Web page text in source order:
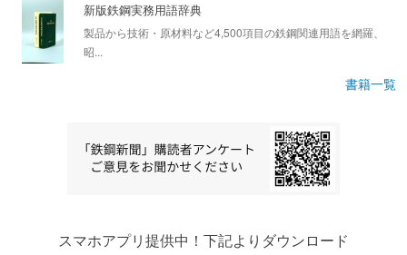
新版鉄鋼実務用語辞典
製品から技術・原材料など4,500項目の鉄鋼関連用語を網羅、
昭...
書籍一覧
スマホアプリ提供中！下記よりダウンロード